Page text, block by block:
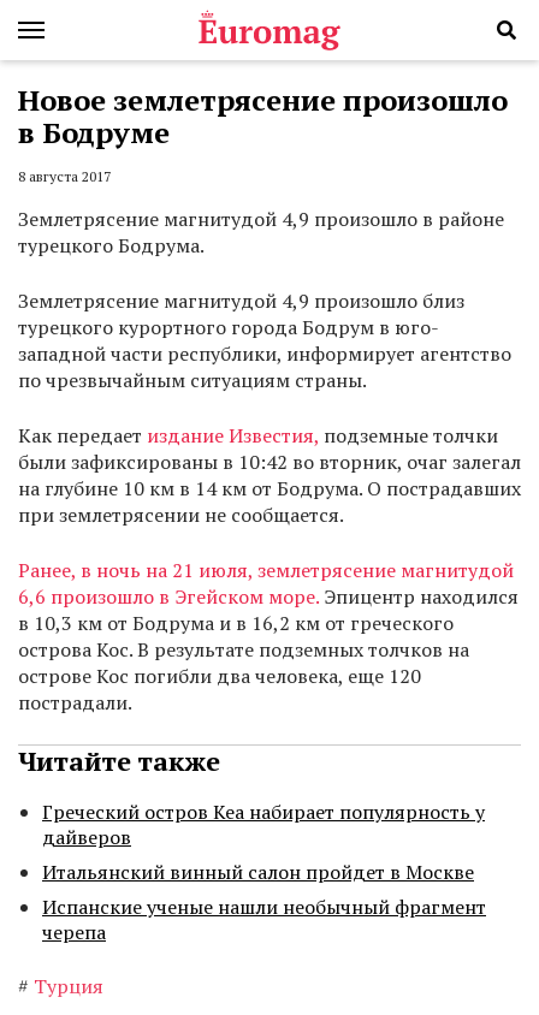
Новое землетрясение произошло
в Бодруме
8 августа 2017
Землетрясение магнитудой 4,9 произошло в районе
турецкого Бодрума.
Землетрясение магнитудой 4,9 произошло близ
турецкого курортного города Бодрум в юго-
западной части республики, информирует агентство
по чрезвычайным ситуациям страны.
Как передает издание Известия, подземные толчки
были зафиксированы в 10:42 во вторник, очаг залегал
на глубине 10 км в 14 км от Бодрума. О пострадавших
при землетрясении не сообщается.
Ранее, в ночь на 21 июля, землетрясение магнитудой
6,6 произошло в Эгейском море. Эпицентр находился
в 10,3 км от Бодрума и в 16,2 км от греческого
острова Кос. В результате подземных толчков на
острове Кос погибли два человека, еще 120
пострадали.
Читайте также
Греческий остров Кеа набирает популярность у
дайверов
Итальянский винный салон пройдет в Москве
Испанские ученые нашли необычный фрагмент
черепа
# Турция